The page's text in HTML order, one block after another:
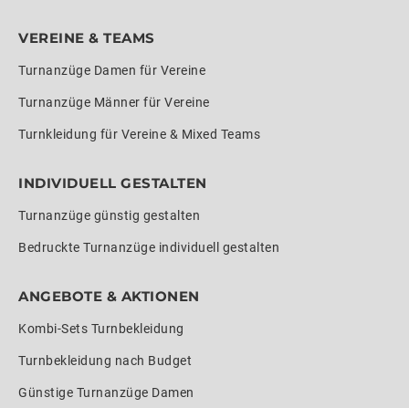
VEREINE & TEAMS
Turnanzüge Damen für Vereine
Turnanzüge Männer für Vereine
Turnkleidung für Vereine & Mixed Teams
INDIVIDUELL GESTALTEN
Turnanzüge günstig gestalten
Bedruckte Turnanzüge individuell gestalten
ANGEBOTE & AKTIONEN
Kombi-Sets Turnbekleidung
Turnbekleidung nach Budget
Günstige Turnanzüge Damen